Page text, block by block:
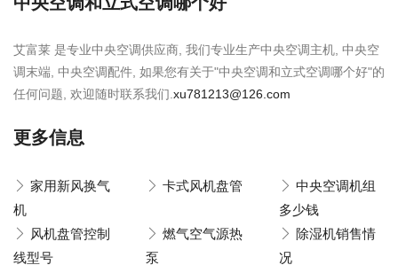
艾富莱 是专业中央空调供应商, 我们专业生产中央空调主机, 中央空
调末端, 中央空调配件, 如果您有关于"中央空调和立式空调哪个好"的
任何问题, 欢迎随时联系我们. xu781213@126.com
更多信息
家用新风换气
机
卡式风机盘管
中央空调机组
多少钱
风机盘管控制
线型号
燃气空气源热
泵
除湿机销售情
况